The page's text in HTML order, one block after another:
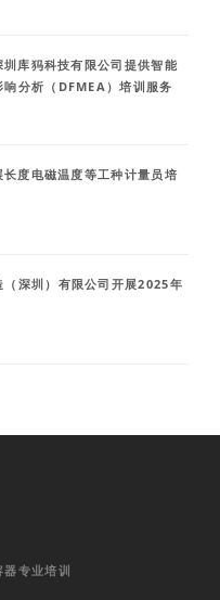
库犸科技有限公司提供智能
分析（DFMEA）培训服务
度电磁温度等工种计量员培
深圳）有限公司开展2025年
专业培训